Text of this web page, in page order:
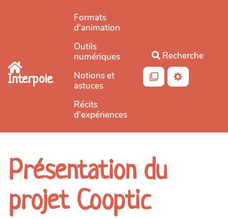
Aller au contenu principal
Interpole
Formats
d'animation
Outils
numériques
Notions et
astuces
Récits
d'expériences
Recherche
Présentation du
projet Cooptic